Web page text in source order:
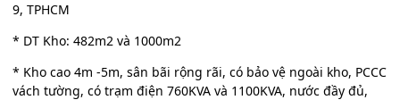
9, TPHCM
* DT Kho: 482m2 và 1000m2
* Kho cao 4m -5m, sân bãi rộng rãi, có bảo vệ ngoài kho, PCCC
vách tường, có trạm điện 760KVA và 1100KVA, nước đầy đủ,